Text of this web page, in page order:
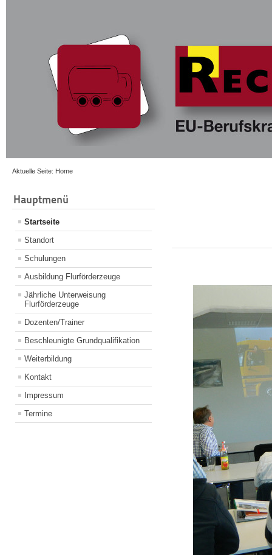
Aktuelle Seite: Home
Hauptmenü
Startseite
Standort
Schulungen
Ausbildung Flurförderzeuge
Jährliche Unterweisung
Flurförderzeuge
Dozenten/Trainer
Beschleunigte Grundqualifikation
Weiterbildung
Kontakt
Impressum
Termine